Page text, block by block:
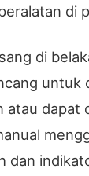
di
di
untuk
atau dapat
dan